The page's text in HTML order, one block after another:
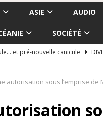
ASIE AUDIO
SOCIÉTÉ
et pré-nouvelle canicule
du nettoyage
autorisation sous l’emprise de